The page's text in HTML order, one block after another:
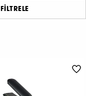
FILTRELE